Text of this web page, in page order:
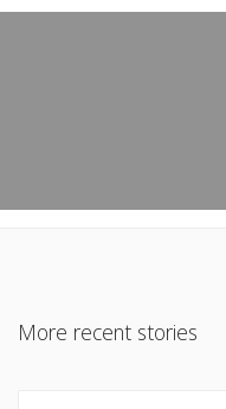
More recent stories